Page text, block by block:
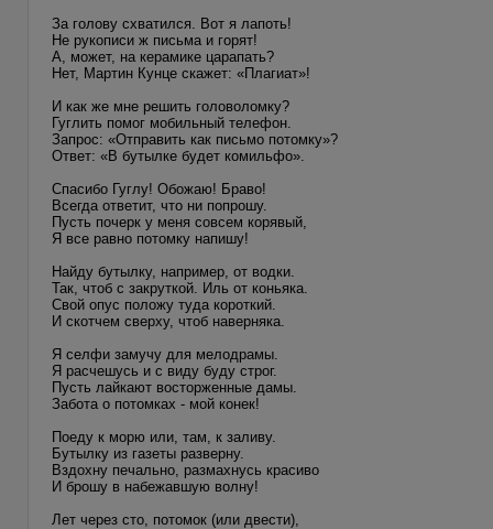
За голову схватился. Вот я лапоть!
Не рукописи ж письма и горят!
А, может, на керамике царапать?
Нет, Мартин Кунце скажет: «Плагиат»!
И как же мне решить головоломку?
Гуглить помог мобильный телефон.
Запрос: «Отправить как письмо потомку»?
Ответ: «В бутылке будет комильфо».
Спасибо Гуглу! Обожаю! Браво!
Всегда ответит, что ни попрошу.
Пусть почерк у меня совсем корявый,
Я все равно потомку напишу!
Найду бутылку, например, от водки.
Так, чтоб с закруткой. Иль от коньяка.
Свой опус положу туда короткий.
И скотчем сверху, чтоб наверняка.
Я селфи замучу для мелодрамы.
Я расчешусь и с виду буду строг.
Пусть лайкают восторженные дамы.
Забота о потомках - мой конек!
Поеду к морю или, там, к заливу.
Бутылку из газеты разверну.
Вздохну печально, размахнусь красиво
И брошу в набежавшую волну!
Лет через сто, потомок (или двести),